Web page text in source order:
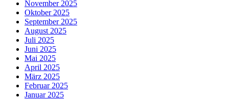
November 2025
Oktober 2025
September 2025
August 2025
Juli 2025
Juni 2025
Mai 2025
April 2025
März 2025
Februar 2025
Januar 2025